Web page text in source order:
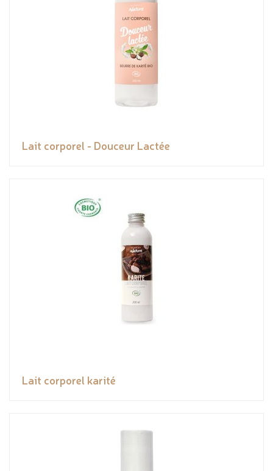
Lait corporel - Douceur Lactée
Lait corporel karité